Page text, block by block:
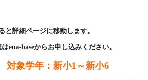
と詳細ページに移動します。
ena-baseからお申し込みください。
象学年：新小1～新小6